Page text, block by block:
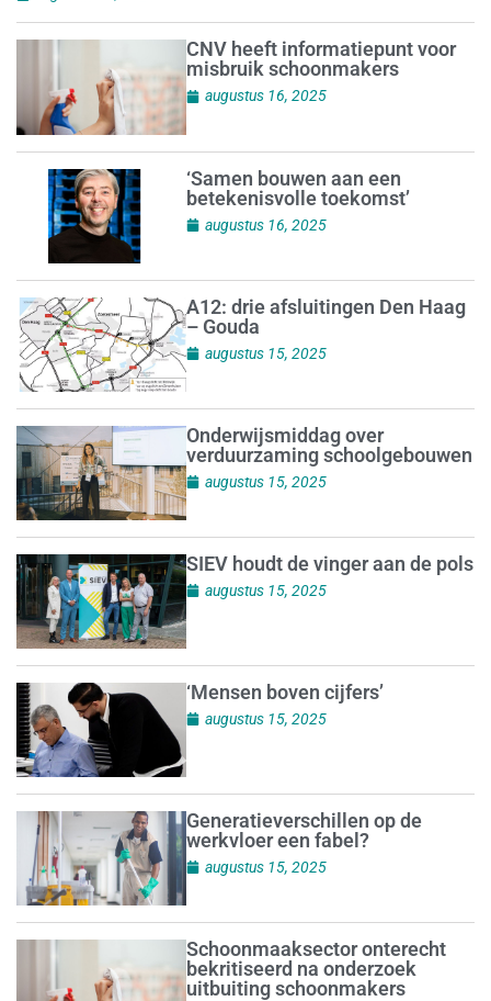
CNV heeft informatiepunt voor
misbruik schoonmakers
augustus 16, 2025
‘Samen bouwen aan een
betekenisvolle toekomst’
augustus 16, 2025
A12: drie afsluitingen Den Haag
– Gouda
augustus 15, 2025
Onderwijsmiddag over
verduurzaming schoolgebouwen
augustus 15, 2025
SIEV houdt de vinger aan de pols
augustus 15, 2025
‘Mensen boven cijfers’
augustus 15, 2025
Generatieverschillen op de
werkvloer een fabel?
augustus 15, 2025
Schoonmaaksector onterecht
bekritiseerd na onderzoek
uitbuiting schoonmakers